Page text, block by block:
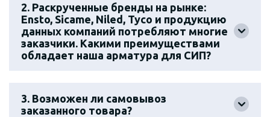
2. Раскрученные бренды на рынке:
Ensto, Sicame, Niled, Tyco и продукцию
данных компаний потребляют многие
заказчики. Какими преимуществами
обладает наша арматура для СИП?
3. Возможен ли самовывоз
заказанного товара?